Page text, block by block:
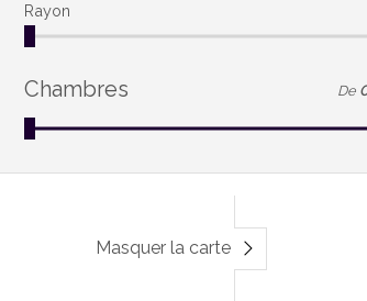
Rayon
Chambres De
Masquer la carte